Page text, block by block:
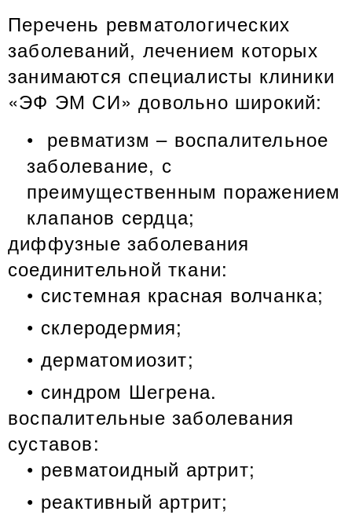
Перечень ревматологических
заболеваний, лечением которых
занимаются специалисты клиники
«ЭФ ЭМ СИ» довольно широкий:
ревматизм – воспалительное
заболевание, с
преимущественным поражением
клапанов сердца;
диффузные заболевания
соединительной ткани:
системная красная волчанка;
склеродермия;
дерматомиозит;
синдром Шегрена.
воспалительные заболевания
суставов:
ревматоидный артрит;
реактивный артрит;